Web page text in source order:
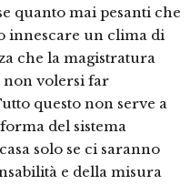
quanto mai pesanti che
innescare un clima di
che la magistratura
non volersi far
questo non serve a
del sistema
solo se ci saranno
e della misura